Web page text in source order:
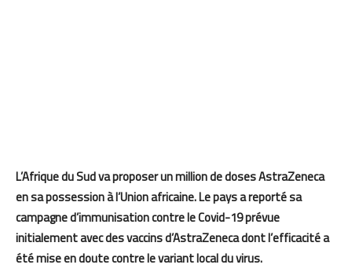
L’Afrique du Sud va proposer un million de doses AstraZeneca
en sa possession à l’Union africaine. Le pays a reporté sa
campagne d’immunisation contre le Covid-19 prévue
initialement avec des vaccins d’AstraZeneca dont l’efficacité a
été mise en doute contre le variant local du virus.